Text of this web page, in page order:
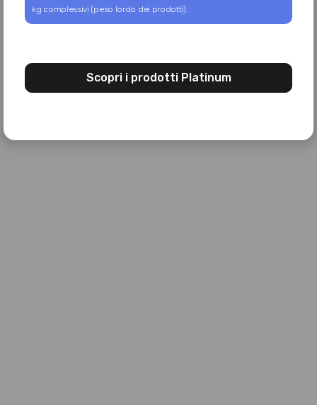
kg complessivi (peso lordo dei prodotti).
Scopri i prodotti Platinum